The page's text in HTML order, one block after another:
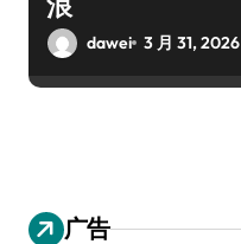
dawei 3 月 31, 2026
广告